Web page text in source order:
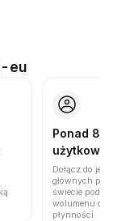
eu
Ponad 86
Dołącz do
głównych
świecie pod
wolumenu
płynności.